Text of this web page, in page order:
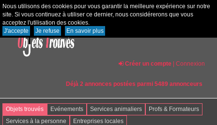
Nous utilisons des cookies pour vous garantir la meilleure expérience sur notre
site. Si vous continuez à utiliser ce dernier, nous considérerons que vous
acceptez l'utilisation des cookies.
J'accepte
Je refuse En savoir plus
Créer un compte Connexion
Déjà 2 annonces postées parmi 5489 annonceurs
Objets trouvés Evénements Services animaliers
Profs & Formateurs
Services à la personne
Entreprises locales